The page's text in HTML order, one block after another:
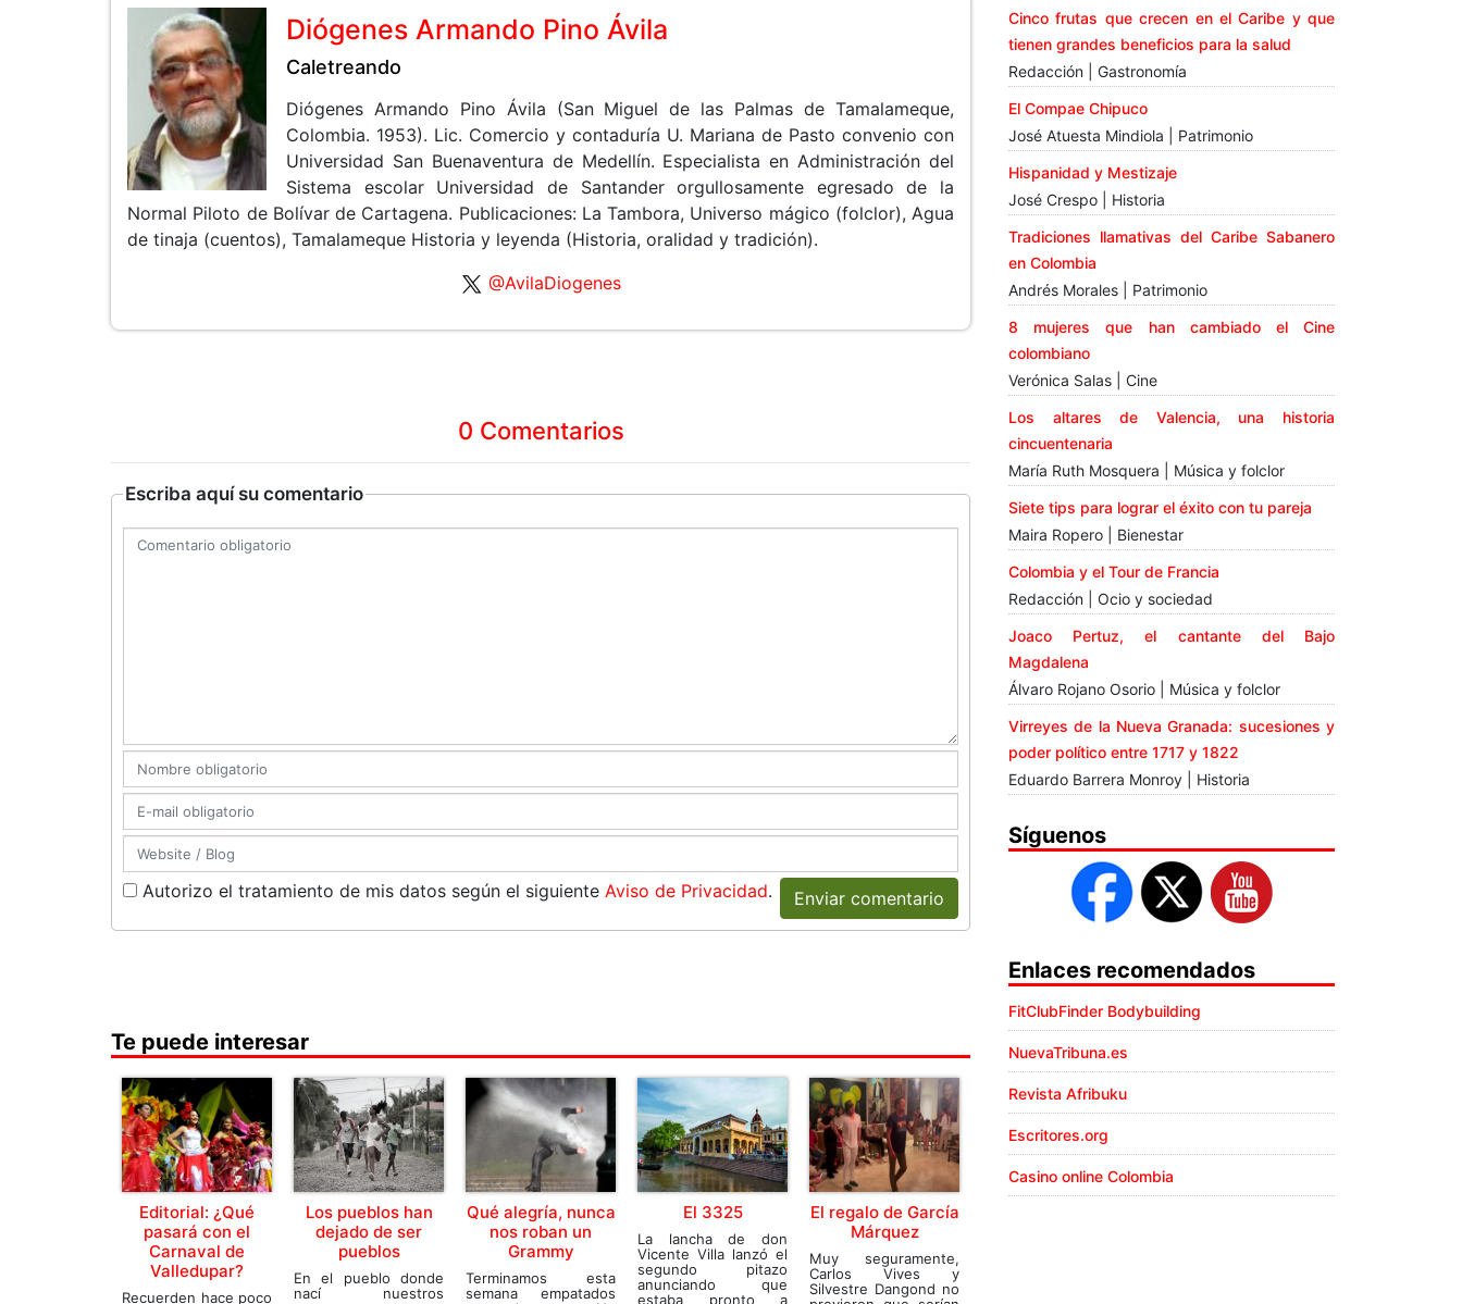
Diógenes Armando Pino Ávila
Caletreando
Diógenes Armando Pino Ávila (San Miguel de las Palmas de Tamalameque,
Colombia. 1953). Lic. Comercio y contaduría U. Mariana de Pasto convenio con
Universidad San Buenaventura de Medellín. Especialista en Administración del
Sistema escolar Universidad de Santander orgullosamente egresado de la
Normal Piloto de Bolívar de Cartagena. Publicaciones: La Tambora, Universo mágico (folclor), Agua
de tinaja (cuentos), Tamalameque Historia y leyenda (Historia, oralidad y tradición).
@AvilaDiogenes
0 Comentarios
Escriba aquí su comentario
Autorizo el tratamiento de mis datos según el siguiente Aviso de Privacidad. Enviar comentario
Te puede interesar
Editorial: ¿Qué
pasará con el
Carnaval de
Valledupar?
Recuerden hace poco
Los pueblos han
dejado de ser
pueblos
En el pueblo donde
nací nuestros
Qué alegría, nunca
nos roban un
Grammy
Terminamos esta
semana empatados
El 3325
La lancha de don
Vicente Villa lanzó el
segundo pitazo
anunciando que
estaba pronto a
El regalo de García
Márquez
Muy seguramente,
Carlos Vives y
Silvestre Dangond no
Cinco frutas que crecen en el Caribe y que
tienen grandes beneficios para la salud
Redacción | Gastronomía
El Compae Chipuco
José Atuesta Mindiola | Patrimonio
Hispanidad y Mestizaje
José Crespo | Historia
Tradiciones llamativas del Caribe Sabanero
en Colombia
Andrés Morales | Patrimonio
8 mujeres que han cambiado el Cine
colombiano
Verónica Salas | Cine
Los altares de Valencia, una historia
cincuentenaria
María Ruth Mosquera | Música y folclor
Siete tips para lograr el éxito con tu pareja
Maira Ropero | Bienestar
Colombia y el Tour de Francia
Redacción | Ocio y sociedad
Joaco Pertuz, el cantante del Bajo
Magdalena
Álvaro Rojano Osorio | Música y folclor
Virreyes de la Nueva Granada: sucesiones y
poder político entre 1717 y 1822
Eduardo Barrera Monroy | Historia
Síguenos
Enlaces recomendados
FitClubFinder Bodybuilding
NuevaTribuna.es
Revista Afribuku
Escritores.org
Casino online Colombia